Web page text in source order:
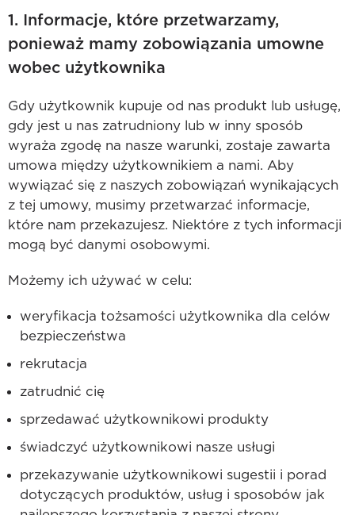
1. Informacje, które przetwarzamy,
ponieważ mamy zobowiązania umowne
wobec użytkownika
Gdy użytkownik kupuje od nas produkt lub usługę,
gdy jest u nas zatrudniony lub w inny sposób
wyraża zgodę na nasze warunki, zostaje zawarta
umowa między użytkownikiem a nami. Aby
wywiązać się z naszych zobowiązań wynikających
z tej umowy, musimy przetwarzać informacje,
które nam przekazujesz. Niektóre z tych informacji
mogą być danymi osobowymi.
Możemy ich używać w celu:
weryfikacja tożsamości użytkownika dla celów
bezpieczeństwa
rekrutacja
zatrudnić cię
sprzedawać użytkownikowi produkty
świadczyć użytkownikowi nasze usługi
przekazywanie użytkownikowi sugestii i porad
dotyczących produktów, usług i sposobów jak